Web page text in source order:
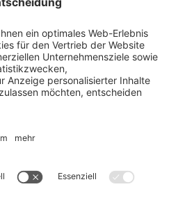
zur Kenntnis